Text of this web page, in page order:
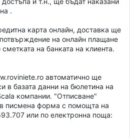
.
карта онлайн, доставка ще
на онлайн плащане
на банката на клиента.
автоматично ще
в базата данни на бюлетина на
компании. "Отписване"
писмена форма с помощта на
или по електронна поща: